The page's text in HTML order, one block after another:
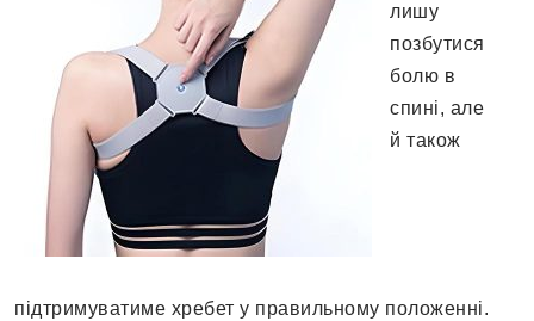
лишу
позбутися
болю в
спині, але
й також
підтримуватиме хребет у правильному положенні.